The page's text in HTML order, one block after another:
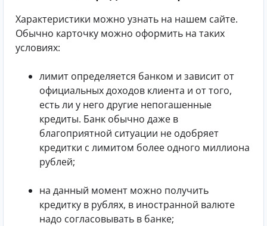
Характеристики можно узнать на нашем сайте.
Обычно карточку можно оформить на таких
условиях:
лимит определяется банком и зависит от
официальных доходов клиента и от того,
есть ли у него другие непогашенные
кредиты. Банк обычно даже в
благоприятной ситуации не одобряет
кредитки с лимитом более одного миллиона
рублей;
на данный момент можно получить
кредитку в рублях, в иностранной валюте
надо согласовывать в банке;